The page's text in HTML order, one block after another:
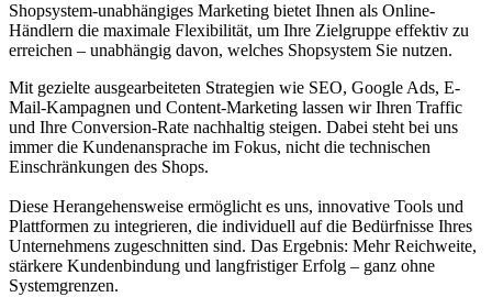
Shopsystem-unabhängiges Marketing bietet Ihnen als Online-
Händlern die maximale Flexibilität, um Ihre Zielgruppe effektiv zu
erreichen – unabhängig davon, welches Shopsystem Sie nutzen.
Mit gezielte ausgearbeiteten Strategien wie SEO, Google Ads, E-
Mail-Kampagnen und Content-Marketing lassen wir Ihren Traffic
und Ihre Conversion-Rate nachhaltig steigen. Dabei steht bei uns
immer die Kundenansprache im Fokus, nicht die technischen
Einschränkungen des Shops.
Diese Herangehensweise ermöglicht es uns, innovative Tools und
Plattformen zu integrieren, die individuell auf die Bedürfnisse Ihres
Unternehmens zugeschnitten sind. Das Ergebnis: Mehr Reichweite,
stärkere Kundenbindung und langfristiger Erfolg – ganz ohne
Systemgrenzen.